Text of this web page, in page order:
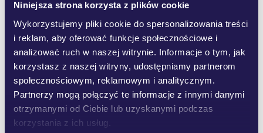
Niniejsza strona korzysta z plików cookie
Wykorzystujemy pliki cookie do spersonalizowania treści
i reklam, aby oferować funkcje społecznościowe i
analizować ruch w naszej witrynie. Informacje o tym, jak
korzystasz z naszej witryny, udostępniamy partnerom
społecznościowym, reklamowym i analitycznym.
Partnerzy mogą połączyć te informacje z innymi danymi
otrzymanymi od Ciebie lub uzyskanymi podczas
korzystania z ich usług.
Pingery mogą ograniczyć przyłów nawet o 80% i
są z powodzeniem stosowane na całym świecie
w celu uniknięcia przyłowu waleni, ale nie są one
wykorzystywane w takim stopniu, w jakim jest to
potrzebne w Morzu Bałtyckim.
Innym zagrożeniem dla morświna bałtyckiego
jesthałas podwodny. Głośny hałas
spowodowany eksplozjami i budową np.
morskich farm wiatrowych może spowodować